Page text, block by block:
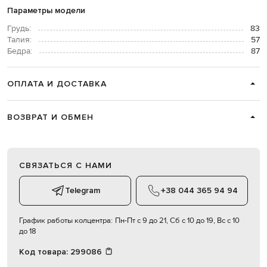
Параметры модели
Грудь:
83
Талия:
57
Бедра:
87
ОПЛАТА И ДОСТАВКА
ВОЗВРАТ И ОБМЕН
СВЯЗАТЬСЯ С НАМИ
Telegram +38 044 365 94 94
График работы колцентра: Пн-Пт с 9 до 21, Сб с 10 до 19, Вс с 10
до 18
Код товара: 299086